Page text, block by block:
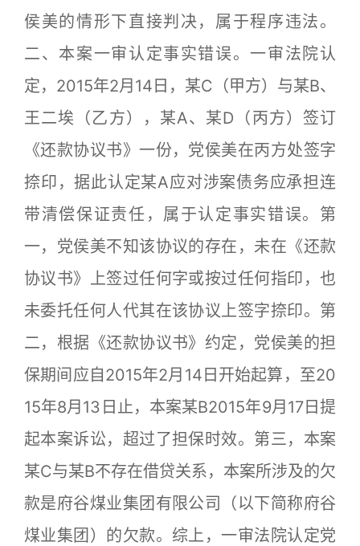
侯美的情形下直接判决，属于程序违法。
二、本案一审认定事实错误。一审法院认
定，2015年2月14日，某C（甲方）与某B、
王二埃（乙方），某A、某D（丙方）签订
《还款协议书》一份，党侯美在丙方处签字
捺印，据此认定某A应对涉案债务应承担连
带清偿保证责任，属于认定事实错误。第
一，党侯美不知该协议的存在，未在《还款
协议书》上签过任何字或按过任何指印，也
未委托任何人代其在该协议上签字捺印。第
二，根据《还款协议书》约定，党侯美的担
保期间应自2015年2月14日开始起算，至20
15年8月13日止，本案某B2015年9月17日提
起本案诉讼，超过了担保时效。第三，本案
某C与某B不存在借贷关系，本案所涉及的欠
款是府谷煤业集团有限公司（以下简称府谷
煤业集团）的欠款。综上，一审法院认定党